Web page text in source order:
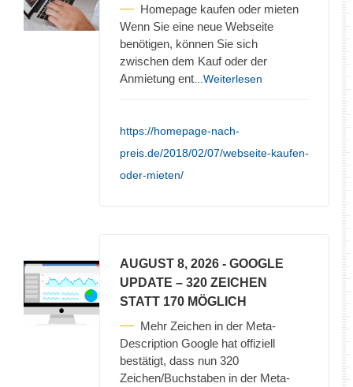
Homepage kaufen oder mieten
Wenn Sie eine neue Webseite
benötigen, können Sie sich
zwischen dem Kauf oder der
Anmietung ent ...Weiterlesen
https://homepage-nach-
preis.de/2018/02/07/webseite-kaufen-
oder-mieten/
AUGUST 8, 2026 - GOOGLE
UPDATE – 320 ZEICHEN
STATT 170 MÖGLICH
Mehr Zeichen in der Meta-
Description Google hat offiziell
bestätigt, dass nun 320
Zeichen/Buchstaben in der Meta-